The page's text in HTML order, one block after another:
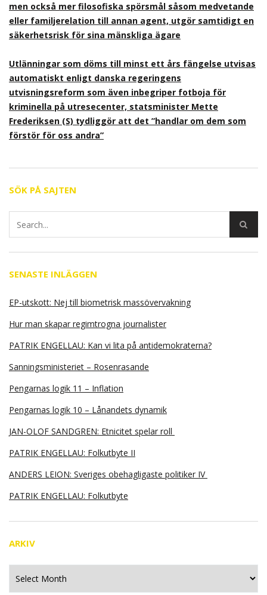
men också mer filosofiska spörsmål såsom medvetande
eller familjerelation till annan agent, utgör samtidigt en
säkerhetsrisk för sina mänskliga ägare
Utlänningar som döms till minst ett års fängelse utvisas
automatiskt enligt danska regeringens
utvisningsreform som även inbegriper fotboja för
kriminella på utresecenter, statsminister Mette
Frederiksen (S) tydliggör att det ”handlar om dem som
förstör för oss andra”
SÖK PÅ SAJTEN
SENASTE INLÄGGEN
EP-utskott: Nej till biometrisk massövervakning
Hur man skapar regimtrogna journalister
PATRIK ENGELLAU: Kan vi lita på antidemokraterna?
Sanningsministeriet – Rosenrasande
Pengarnas logik 11 – Inflation
Pengarnas logik 10 – Lånandets dynamik
JAN-OLOF SANDGREN: Etnicitet spelar roll
PATRIK ENGELLAU: Folkutbyte II
ANDERS LEION: Sveriges obehagligaste politiker IV
PATRIK ENGELLAU: Folkutbyte
ARKIV